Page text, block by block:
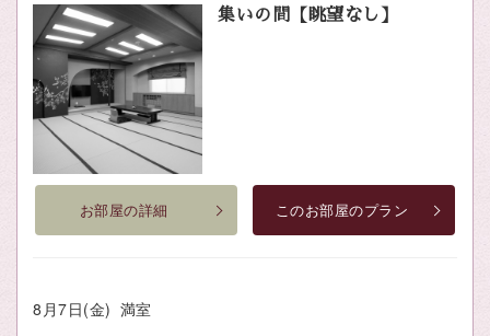
集いの間【眺望なし】
お部屋の詳細 このお部屋のプラン
8月7日(金) 満室